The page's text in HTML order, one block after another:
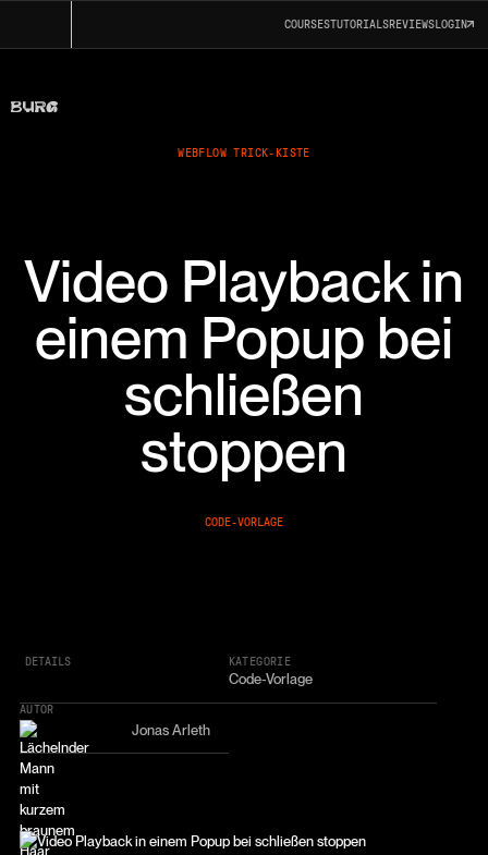
COURSESTUTORIALSREVIEWS LOGIN
WEBFLOW TRICK-KISTE
Video Playback in
einem Popup bei
schließen
stoppen
CODE-VORLAGE
DETAILS KATEGORIE
Code-Vorlage
AUTOR
Jonas Arleth